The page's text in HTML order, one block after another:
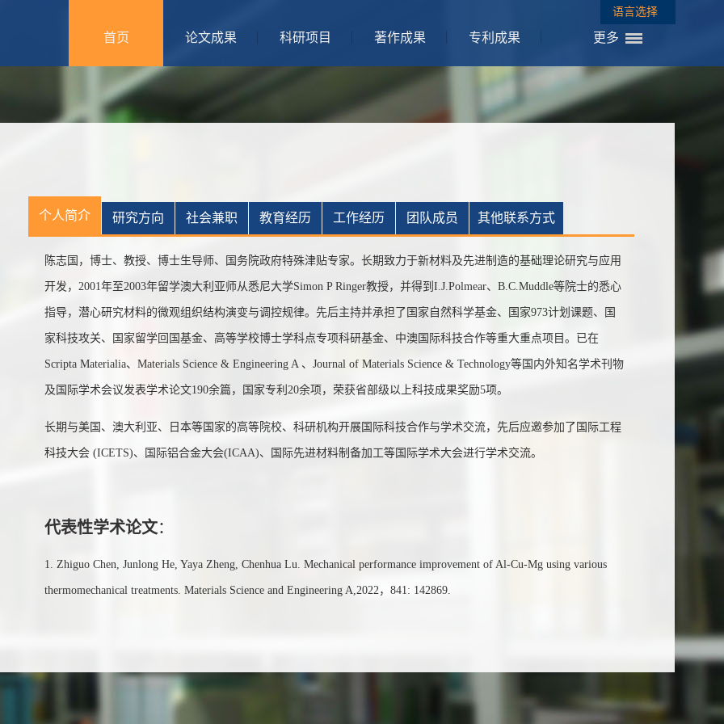
语言选择
首页 论文成果 科研项目 著作成果 专利成果 更多
个人简介 研究方向 社会兼职 教育经历 工作经历 团队成员 其他联系方式
陈志国，博士、教授、博士生导师、国务院政府特殊津贴专家。长期致力于新材料及先进制造的基础理论研究与应用
开发，2001年至2003年留学澳大利亚师从悉尼大学Simon P Ringer教授，并得到I.J.Polmear、B.C.Muddle等院士的悉心
指导，潜心研究材料的微观组织结构演变与调控规律。先后主持并承担了国家自然科学基金、国家973计划课题、国
家科技攻关、国家留学回国基金、高等学校博士学科点专项科研基金、中澳国际科技合作等重大重点项目。已在
Scripta Materialia、Materials Science & Engineering A 、Journal of Materials Science & Technology等国内外知名学术刊物
及国际学术会议发表学术论文190余篇，国家专利20余项，荣获省部级以上科技成果奖励5项。
长期与美国、澳大利亚、日本等国家的高等院校、科研机构开展国际科技合作与学术交流，先后应邀参加了国际工程
科技大会 (ICETS)、国际铝合金大会(ICAA)、国际先进材料制备加工等国际学术大会进行学术交流。
代表性学术论文：
1. Zhiguo Chen, Junlong He, Yaya Zheng, Chenhua Lu. Mechanical performance improvement of Al-Cu-Mg using various
thermomechanical treatments. Materials Science and Engineering A,2022，841: 142869.
167436.
3. Zhiguo Chen,Jieke Ren,Zhengui Yuan,Simon P.Ringer.Enhanced strength- plasticity combination in an Al-Cu-Mg alloy——